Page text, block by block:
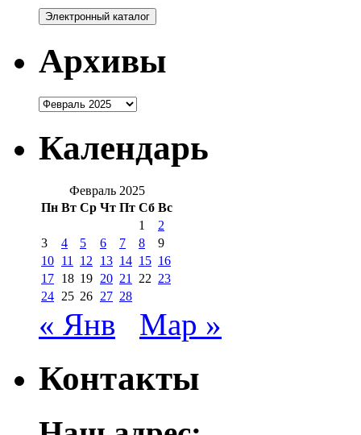
Архивы
Архивы
Календарь
Февраль 2025
Пн Вт Ср Чт Пт Сб Вс
1
2
3
4 5 6 7 8
9
10 11 12 13 14 15 16
17 18 19 20 21 22 23
24 25 26 27 28
« Янв Мар »
Контакты